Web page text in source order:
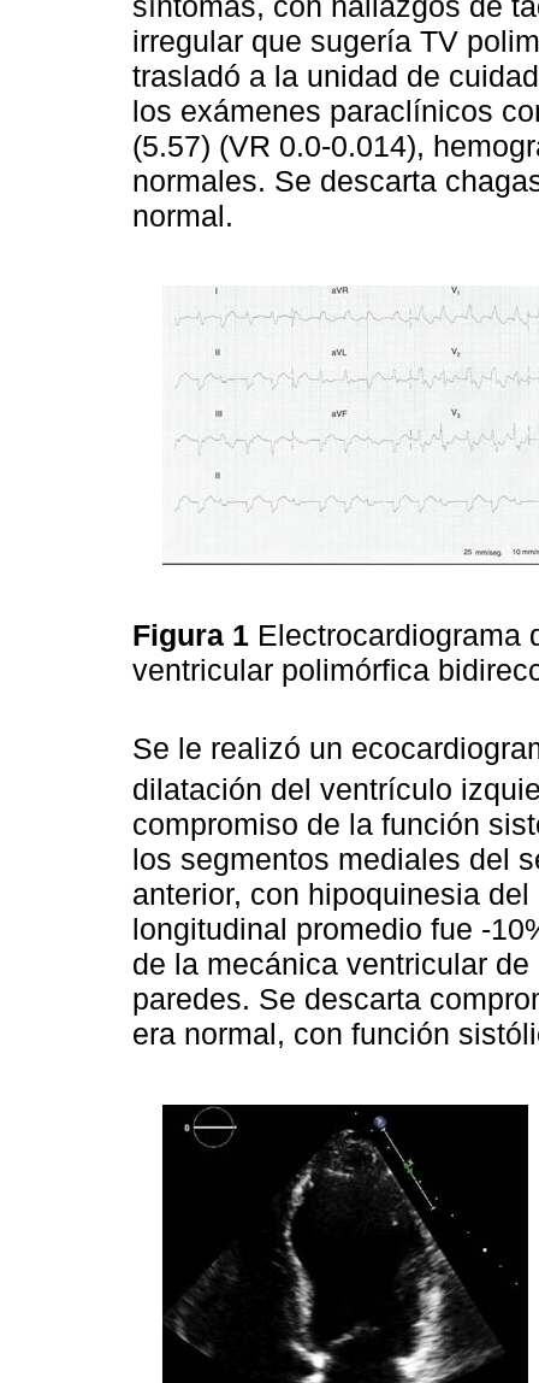
irregular que sugería TV
trasladó a la unidad de
los exámenes paraclínicos
(5.57) (VR 0.0-0.014),
normales. Se descarta
normal.
Figura 1 Electrocardiograma
ventricular polimórfica
Se le realizó un
dilatación del ventrículo
compromiso de la función
los segmentos mediales del
anterior, con hipoquinesia
longitudinal promedio fue -
de la mecánica ventricular
paredes. Se descarta
era normal, con función